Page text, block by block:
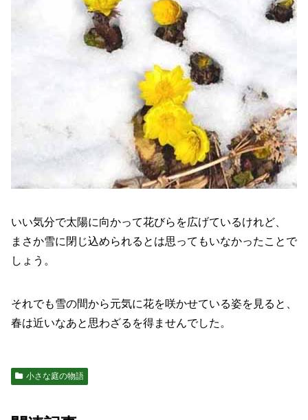
いい気分で太陽に向かって花びらを広げているけれど、
まさか雪に閉じ込められるとは思ってもいなかったことで
しょう。
それでも雪の間から元気に花を咲かせている姿を見ると、
春は近いなあと思わざるを得ませんでした。
小さな庭の物語